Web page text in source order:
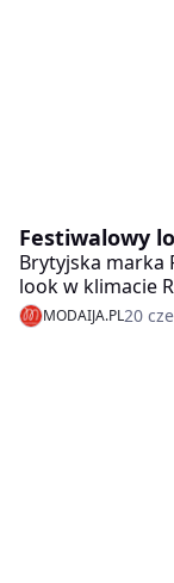
Festiwalowy
Brytyjska marka
look w klimacie
uwodzicielskim,
MODAIJA.PL20